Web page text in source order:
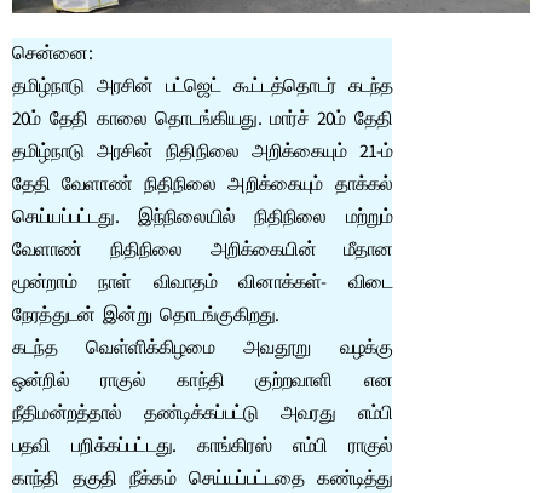
சென்னை:
தமிழ்நாடு அரசின் பட்ஜெட் கூட்டத்தொடர் கடந்த
20ம் தேதி காலை தொடங்கியது. மார்ச் 20ம் தேதி
தமிழ்நாடு அரசின் நிதிநிலை அறிக்கையும் 21-ம்
தேதி வேளாண் நிதிநிலை அறிக்கையும் தாக்கல்
செய்யப்பட்டது. இந்நிலையில் நிதிநிலை மற்றும்
வேளாண் நிதிநிலை அறிக்கையின் மீதான
மூன்றாம் நாள் விவாதம் வினாக்கள்- விடை
நேரத்துடன் இன்று தொடங்குகிறது.
கடந்த வெள்ளிக்கிழமை அவதூறு வழக்கு
ஒன்றில் ராகுல் காந்தி குற்றவாளி என
நீதிமன்றத்தால் தண்டிக்கப்பட்டு அவரது எம்பி
பதவி பறிக்கப்பட்டது. காங்கிரஸ் எம்பி ராகுல்
காந்தி தகுதி நீக்கம் செய்யப்பட்டதை கண்டித்து